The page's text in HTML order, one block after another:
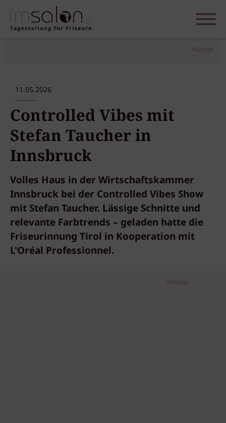
Anzeige
11.05.2026
Controlled Vibes mit
Stefan Taucher in
Innsbruck
Volles Haus in der Wirtschaftskammer
Innsbruck bei der Controlled Vibes Show
mit Stefan Taucher. Lässige Schnitte und
relevante Farbtrends – geladen hatte die
Friseurinnung Tirol in Kooperation mit
L'Oréal Professionnel.
Anzeige